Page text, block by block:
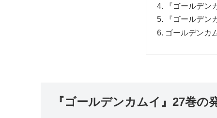
『ゴールデン
『ゴールデン
ゴールデンカ
『ゴールデンカムイ』27巻の